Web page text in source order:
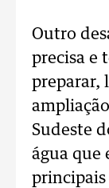
Outro
precisa e
preparar,
Sudeste
água que
principais